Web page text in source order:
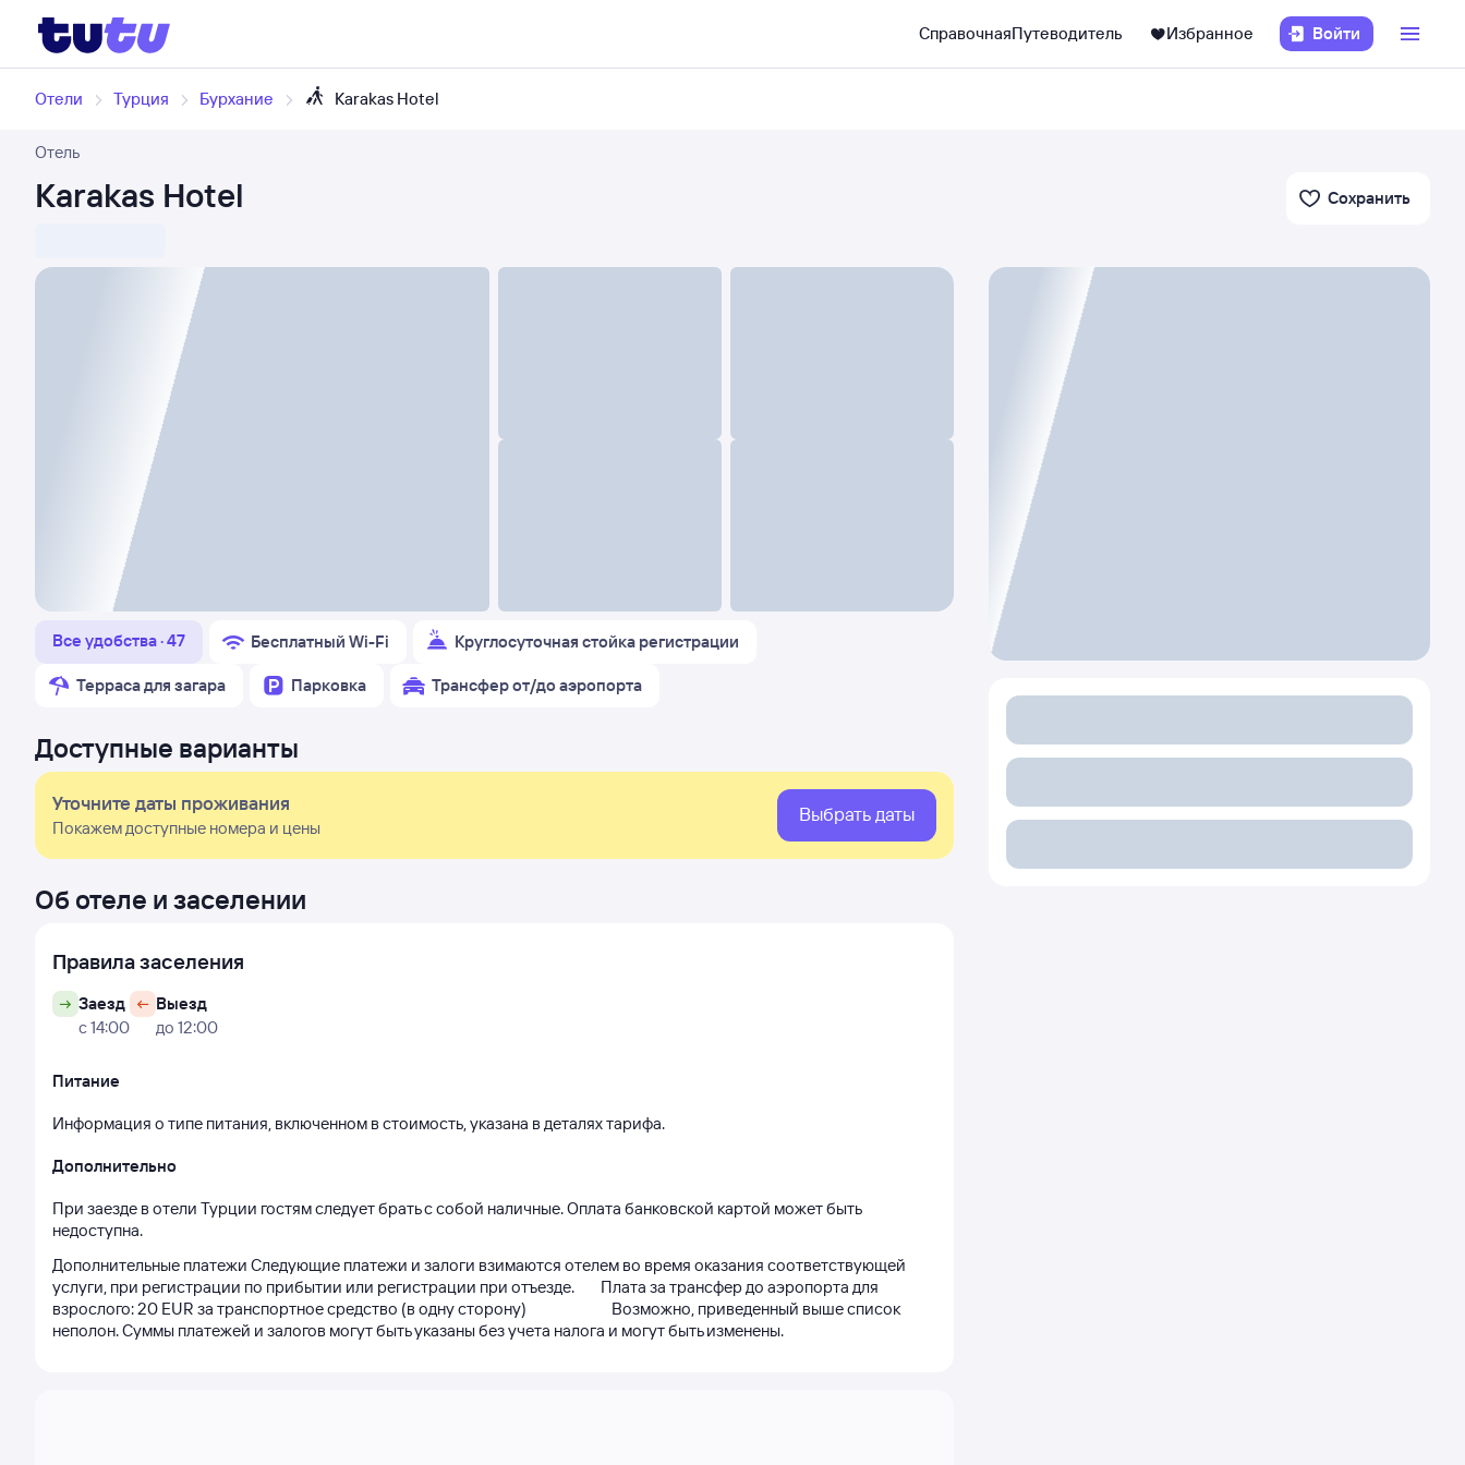
СправочнаяПутеводитель Избранное Войти
Отели Турция Бурхание Karakas Hotel
Отель
Karakas Hotel Сохранить
Все удобства · 47 Бесплатный Wi-Fi Круглосуточная стойка регистрации
Терраса для загара Парковка Трансфер от/до аэропорта
Доступные варианты
Уточните даты проживания
Покажем доступные номера и цены
Выбрать даты
Об отеле и заселении
Правила заселения
Заезд
с 14:00
Выезд
до 12:00
Питание
Информация о типе питания, включенном в стоимость, указана в деталях тарифа.
Дополнительно
При заезде в отели Турции гостям следует брать с собой наличные. Оплата банковской картой может быть
недоступна.
Дополнительные платежи Следующие платежи и залоги взимаются отелем во время оказания соответствующей
услуги, при регистрации по прибытии или регистрации при отъезде.        Плата за трансфер до аэропорта для
взрослого: 20 EUR за транспортное средство (в одну сторону)                          Возможно, приведенный выше список
неполон. Суммы платежей и залогов могут быть указаны без учета налога и могут быть изменены.